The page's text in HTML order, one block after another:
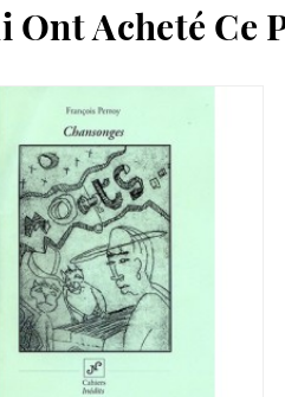
Ont Acheté Ce